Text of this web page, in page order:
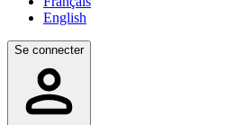
English
Se connecter